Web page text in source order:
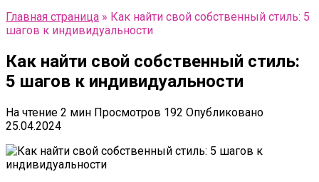
Главная страница » Как найти свой собственный стиль: 5
шагов к индивидуальности
Как найти свой собственный стиль:
5 шагов к индивидуальности
На чтение 2 мин Просмотров 192 Опубликовано
25.04.2024